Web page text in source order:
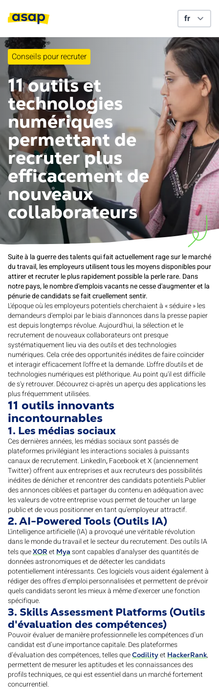
Conseils pour recruter
11 outils et
technologies
numériques
permettant de
recruter plus
efficacement de
nouveaux
collaborateurs
Suite à la guerre des talents qui fait actuellement rage sur le marché
du travail, les employeurs utilisent tous les moyens disponibles pour
attirer et recruter le plus rapidement possible la perle rare. Dans
notre pays, le nombre d'emplois vacants ne cesse d'augmenter et la
pénurie de candidats se fait cruellement sentir.
L'époque où les employeurs potentiels cherchaient à « séduire » les
demandeurs d'emploi par le biais d'annonces dans la presse papier
est depuis longtemps révolue. Aujourd'hui, la sélection et le
recrutement de nouveaux collaborateurs ont presque
systématiquement lieu via des outils et des technologies
numériques. Cela crée des opportunités inédites de faire coïncider
et interagir efficacement l'offre et la demande. L'offre d'outils et de
technologies numériques est pléthorique. Au point qu'il est difficile
de s'y retrouver. Découvrez ci-après un aperçu des applications les
plus fréquemment utilisées.
11 outils innovants
incontournables
1. Les médias sociaux
Ces dernières années, les médias sociaux sont passés de
plateformes privilégiant les interactions sociales à puissants
canaux de recrutement. LinkedIn,Facebook et X (anciennement
Twitter) offrent aux entreprises et aux recruteurs des possibilités
inédites de dénicher et rencontrer des candidats potentiels.Publier
des annonces ciblées et partager du contenu en adéquation avec
les valeurs de votre entreprise vous permet de toucher un large
public et de vous positionner en tant qu'employeur attractif.
2. AI-Powered Tools (Outils IA)
L'intelligence artificielle (IA) a provoqué une véritable révolution
dans le monde du travail et le secteur du recrutement. Des outils IA
tels queXOR et Mya sont capables d’analyser des quantités de
données astronomiques et de détecter les candidats
potentiellement intéressants. Ces logiciels vous aident également à
rédiger des offres d’emploi personnalisées et permettent de prévoir
quels candidats seront les mieux à même d’exercer une fonction
spécifique.
3. Skills Assessment Platforms (Outils
d'évaluation des compétences)
Pouvoir évaluer de manière professionnelle les compétences d’un
candidat est d’une importance capitale. Des plateformes
d’évaluation des compétences, telles queCodilityet HackerRank,
permettent de mesurer les aptitudes et les connaissances des
profils techniques, ce qui est essentiel dans un marché fortement
concurrentiel.